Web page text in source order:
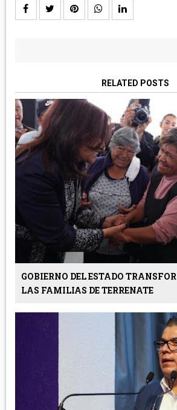
RELATED POSTS
GOBIERNO DEL ESTADO
LAS FAMILIAS DE TERRENATE